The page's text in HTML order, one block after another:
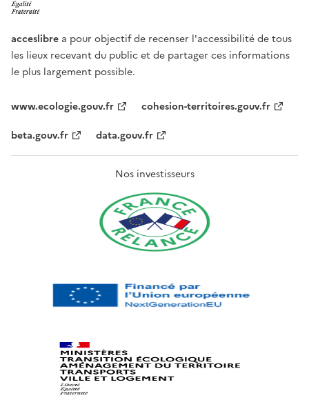
acceslibre a pour objectif de recenser l'accessibilité de tous
les lieux recevant du public et de partager ces informations
le plus largement possible.
www.ecologie.gouv.fr
cohesion-territoires.gouv.fr
beta.gouv.fr
data.gouv.fr
Nos investisseurs